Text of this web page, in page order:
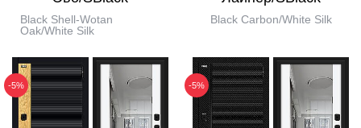
Black Shell-Wotan
Oak/White Silk
-5%
Black Carbon/White Silk
-5%